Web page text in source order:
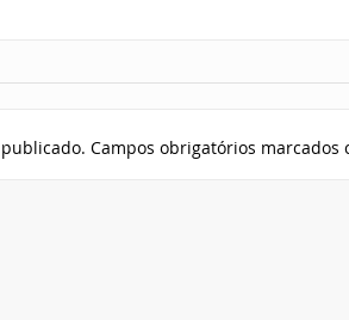
Campos obrigatórios marcados